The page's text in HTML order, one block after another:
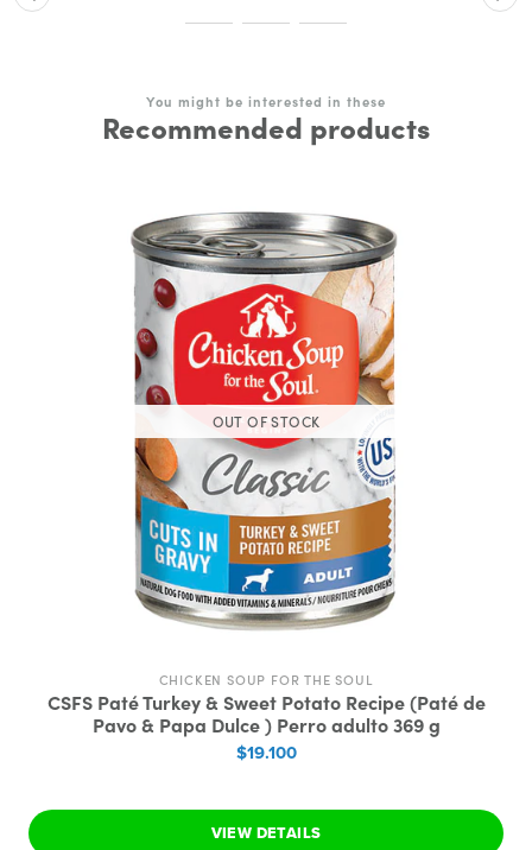
You might be interested in these
Recommended products
OUT OF STOCK
CHICKEN SOUP FOR THE SOUL
CSFS Paté Turkey & Sweet Potato Recipe (Paté de
Pavo & Papa Dulce ) Perro adulto 369 g
$19.100
VIEW DETAILS